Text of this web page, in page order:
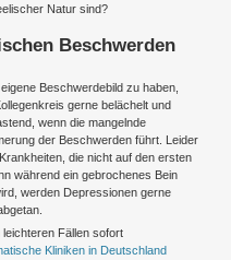
Natur sind?
Beschwerden
Beschwerdebild zu haben,
gerne belächelt und
wenn die mangelnde
der Beschwerden führt. Leider
die nicht auf den ersten
während ein gebrochenes Bein
werden Depressionen gerne
Fällen sofort
Kliniken in Deutschland